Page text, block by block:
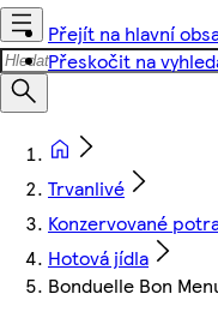
Přejít na hlavní
Přeskočit na
Trvanlivé
Konzervované
Hotová jídla
Bonduelle Bon